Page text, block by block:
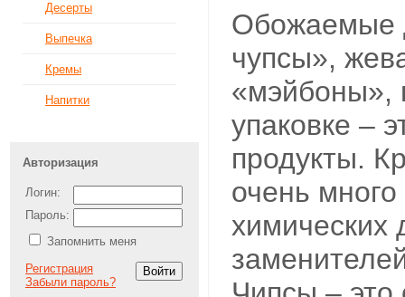
Десерты
Выпечка
Кремы
Напитки
Авторизация
Логин:
Пароль:
Запомнить меня
Регистрация
Забыли пароль?
Обожаемые
чупсы»,
«мэйбоны»,
упаковке –
продукты.
очень
химических